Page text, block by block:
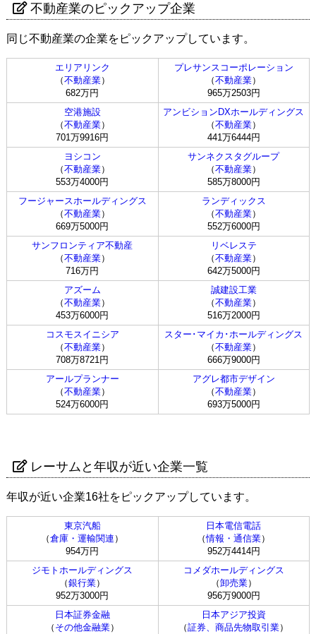
不動産業のピックアップ企業
同じ不動産業の企業をピックアップしています。
エリアリンク
（不動産業）
682万円
プレサンスコーポレーション
（不動産業）
965万2503円
空港施設
（不動産業）
701万9916円
アンビションDXホールディングス
（不動産業）
441万6444円
ヨシコン
（不動産業）
553万4000円
サンネクスタグループ
（不動産業）
585万8000円
フージャースホールディングス
（不動産業）
669万5000円
ランディックス
（不動産業）
552万6000円
サンフロンティア不動産
（不動産業）
716万円
リベレステ
（不動産業）
642万5000円
アズーム
（不動産業）
453万6000円
誠建設工業
（不動産業）
516万2000円
コスモスイニシア
（不動産業）
708万8721円
スター･マイカ･ホールディングス
（不動産業）
666万9000円
アールプランナー
（不動産業）
524万6000円
アグレ都市デザイン
（不動産業）
693万5000円
レーサムと年収が近い企業一覧
年収が近い企業16社をピックアップしています。
東京汽船
（倉庫・運輸関連 ）
954万円
日本電信電話
（情報・通信業）
952万4414円
ジモトホールディングス
（銀行業）
952万3000円
コメダホールディングス
（卸売業）
956万9000円
日本証券金融
（ その他金融業）
日本アジア投資
（証券、商品先物取引業）